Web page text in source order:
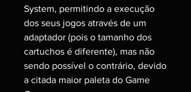
System, permitindo a execução
dos seus jogos através de um
adaptador (pois o tamanho dos
cartuchos é diferente), mas não
sendo possível o contrário, devido
a citada maior paleta do Game